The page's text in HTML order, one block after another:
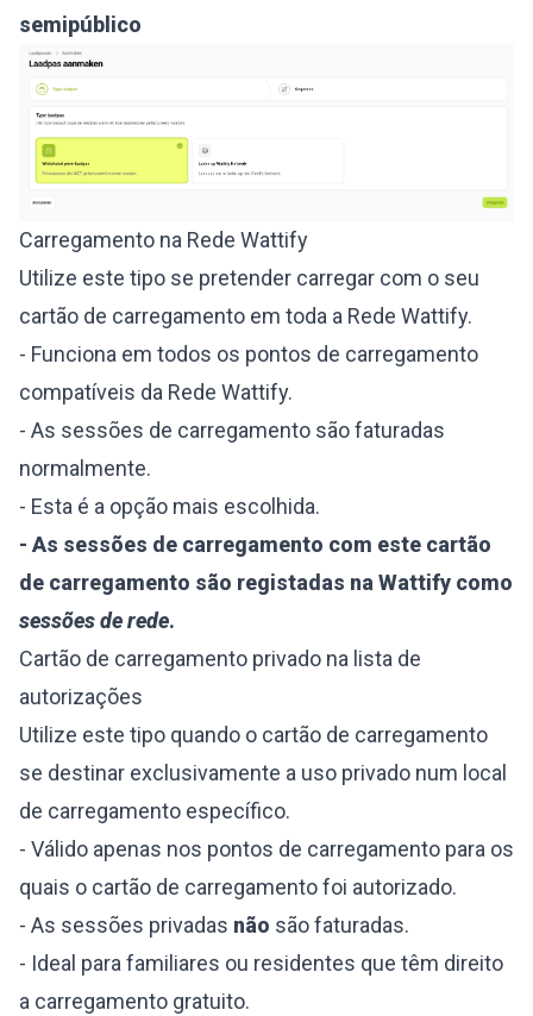
semipúblico
Carregamento na Rede Wattify
Utilize este tipo se pretender carregar com o seu
cartão de carregamento em toda a Rede Wattify.
- Funciona em todos os pontos de carregamento
compatíveis da Rede Wattify.
- As sessões de carregamento são faturadas
normalmente.
- Esta é a opção mais escolhida.
- As sessões de carregamento com este cartão
de carregamento são registadas na Wattify como
sessões de rede.
Cartão de carregamento privado na lista de
autorizações
Utilize este tipo quando o cartão de carregamento
se destinar exclusivamente a uso privado num local
de carregamento específico.
- Válido apenas nos pontos de carregamento para os
quais o cartão de carregamento foi autorizado.
- As sessões privadas não são faturadas.
- Ideal para familiares ou residentes que têm direito
a carregamento gratuito.